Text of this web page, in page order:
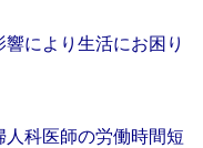
により生活にお困り
科医師の労働時間短